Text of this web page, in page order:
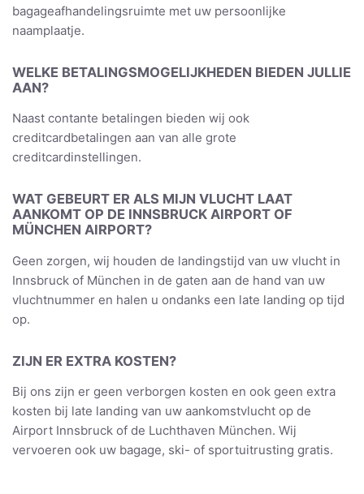
bagageafhandelingsruimte met uw persoonlijke
naamplaatje.
WELKE BETALINGSMOGELIJKHEDEN BIEDEN JULLIE
AAN?
Naast contante betalingen bieden wij ook
creditcardbetalingen aan van alle grote
creditcardinstellingen.
WAT GEBEURT ER ALS MIJN VLUCHT LAAT
AANKOMT OP DE INNSBRUCK AIRPORT OF
MÜNCHEN AIRPORT?
Geen zorgen, wij houden de landingstijd van uw vlucht in
Innsbruck of München in de gaten aan de hand van uw
vluchtnummer en halen u ondanks een late landing op tijd
op.
ZIJN ER EXTRA KOSTEN?
Bij ons zijn er geen verborgen kosten en ook geen extra
kosten bij late landing van uw aankomstvlucht op de
Airport Innsbruck of de Luchthaven München. Wij
vervoeren ook uw bagage, ski- of sportuitrusting gratis.